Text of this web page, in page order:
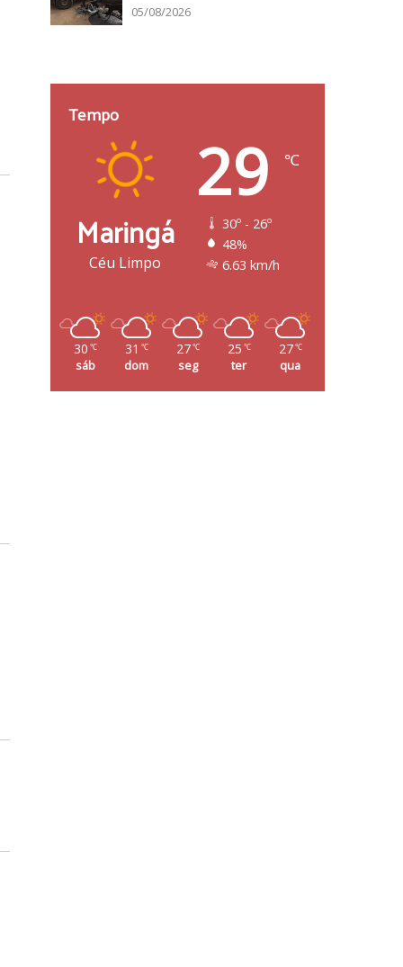
05/08/2026
Tempo
Maringá
Céu Limpo
29 ℃
30º - 26º
48%
6.63 km/h
30 ℃
sáb
31 ℃
dom
27 ℃
seg
25 ℃
ter
27 ℃
qua